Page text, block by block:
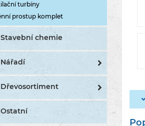
turbíny
prostup komplet
Stavební chemie
Nářadí
Dřevosortiment
Ostatní